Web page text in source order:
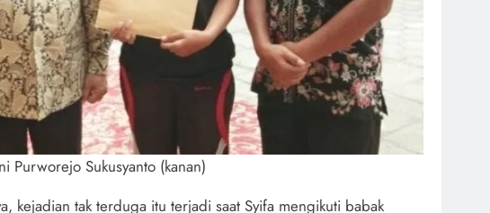
Purworejo Sukusyanto (kanan)
kejadian tak terduga itu terjadi saat Syifa mengikuti babak